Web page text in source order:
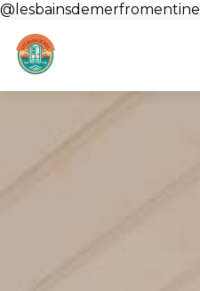
@lesbainsdemerfromentine